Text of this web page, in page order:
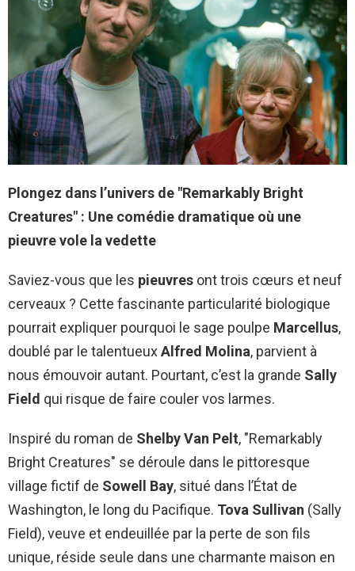
Plongez dans l’univers de "Remarkably Bright
Creatures" : Une comédie dramatique où une
pieuvre vole la vedette
Saviez-vous que les pieuvres ont trois cœurs et neuf
cerveaux ? Cette fascinante particularité biologique
pourrait expliquer pourquoi le sage poulpe Marcellus,
doublé par le talentueuxAlfred Molina, parvient à
nous émouvoir autant. Pourtant, c’est la grande Sally
Field qui risque de faire couler vos larmes.
Inspiré du roman de Shelby Van Pelt, "Remarkably
Bright Creatures" se déroule dans le pittoresque
village fictif de Sowell Bay, situé dans l’État de
Washington, le long du Pacifique. Tova Sullivan (Sally
Field), veuve et endeuillée par la perte de son fils
unique, réside seule dans une charmante maison en